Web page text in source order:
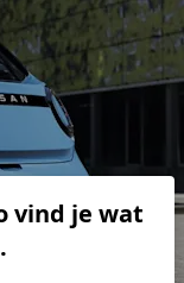
vind je wat